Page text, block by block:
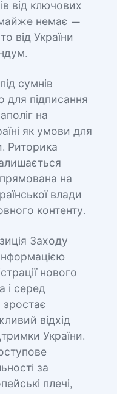
від ключових
майже немає —
від України
сумнів
для підписання
на
як умови для
Риторика
на
влади
контенту.
Заходу
нового
і серед
зростає
відхід
України.
за
плечі,